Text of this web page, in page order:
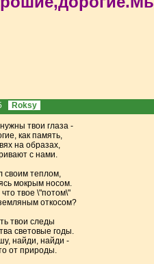
Roksy
твои глаза -
как память,
на образах,
с нами.
своим теплом,
мокрым носом.
что твое \"потом\"
откосом?
твои следы
световые годы.
найди, найди -
от природы.